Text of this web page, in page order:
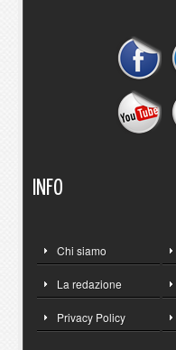
INFO
Chi siamo
La redazione
Privacy Policy